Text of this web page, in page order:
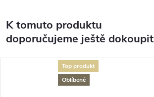
K tomuto produktu
doporučujeme ještě dokoupit
Top produkt
Oblíbené